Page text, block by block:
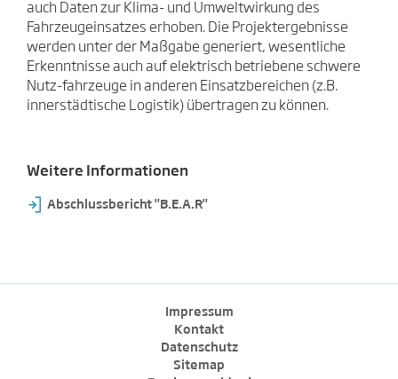
auch Daten zur Klima- und Umweltwirkung des
Fahrzeugeinsatzes erhoben. Die Projektergebnisse
werden unter der Maßgabe generiert, wesentliche
Erkenntnisse auch auf elektrisch betriebene schwere
Nutz-fahrzeuge in anderen Einsatzbereichen (z.B.
innerstädtische Logistik) übertragen zu können.
Weitere Informationen
⇥ Abschlussbericht "B.E.A.R"
Impressum
Kontakt
Datenschutz
Sitemap